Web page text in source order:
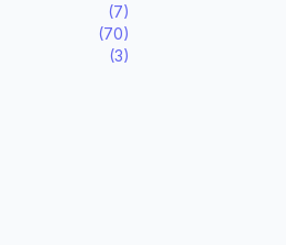
(7)
(70)
(3)